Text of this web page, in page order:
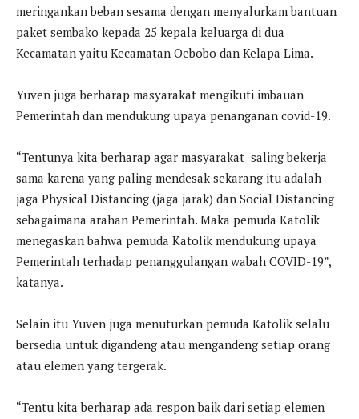
meringankan beban sesama dengan menyalurkam bantuan
paket sembako kepada 25 kepala keluarga di dua
Kecamatan yaitu Kecamatan Oebobo dan Kelapa Lima.
Yuven juga berharap masyarakat mengikuti imbauan
Pemerintah dan mendukung upaya penanganan covid-19.
“Tentunya kita berharap agar masyarakat saling bekerja
sama karena yang paling mendesak sekarang itu adalah
jaga Physical Distancing (jaga jarak) dan Social Distancing
sebagaimana arahan Pemerintah. Maka pemuda Katolik
menegaskan bahwa pemuda Katolik mendukung upaya
Pemerintah terhadap penanggulangan wabah COVID-19”,
katanya.
Selain itu Yuven juga menuturkan pemuda Katolik selalu
bersedia untuk digandeng atau mengandeng setiap orang
atau elemen yang tergerak.
“Tentu kita berharap ada respon baik dari setiap elemen